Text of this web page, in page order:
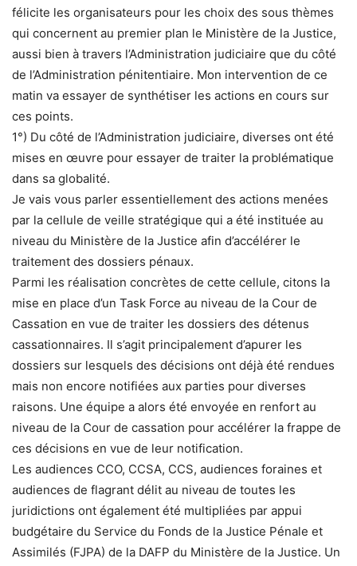
félicite les organisateurs pour les choix des sous thèmes
qui concernent au premier plan le Ministère de la Justice,
aussi bien à travers l’Administration judiciaire que du côté
de l’Administration pénitentiaire. Mon intervention de ce
matin va essayer de synthétiser les actions en cours sur
ces points.
1°) Du côté de l’Administration judiciaire, diverses ont été
mises en œuvre pour essayer de traiter la problématique
dans sa globalité.
Je vais vous parler essentiellement des actions menées
par la cellule de veille stratégique qui a été instituée au
niveau du Ministère de la Justice afin d’accélérer le
traitement des dossiers pénaux.
Parmi les réalisation concrètes de cette cellule, citons la
mise en place d’un Task Force au niveau de la Cour de
Cassation en vue de traiter les dossiers des détenus
cassationnaires. Il s’agit principalement d’apurer les
dossiers sur lesquels des décisions ont déjà été rendues
mais non encore notifiées aux parties pour diverses
raisons. Une équipe a alors été envoyée en renfort au
niveau de la Cour de cassation pour accélérer la frappe de
ces décisions en vue de leur notification.
Les audiences CCO, CCSA, CCS, audiences foraines et
audiences de flagrant délit au niveau de toutes les
juridictions ont également été multipliées par appui
budgétaire du Service du Fonds de la Justice Pénale et
Assimilés (FJPA) de la DAFP du Ministère de la Justice. Un